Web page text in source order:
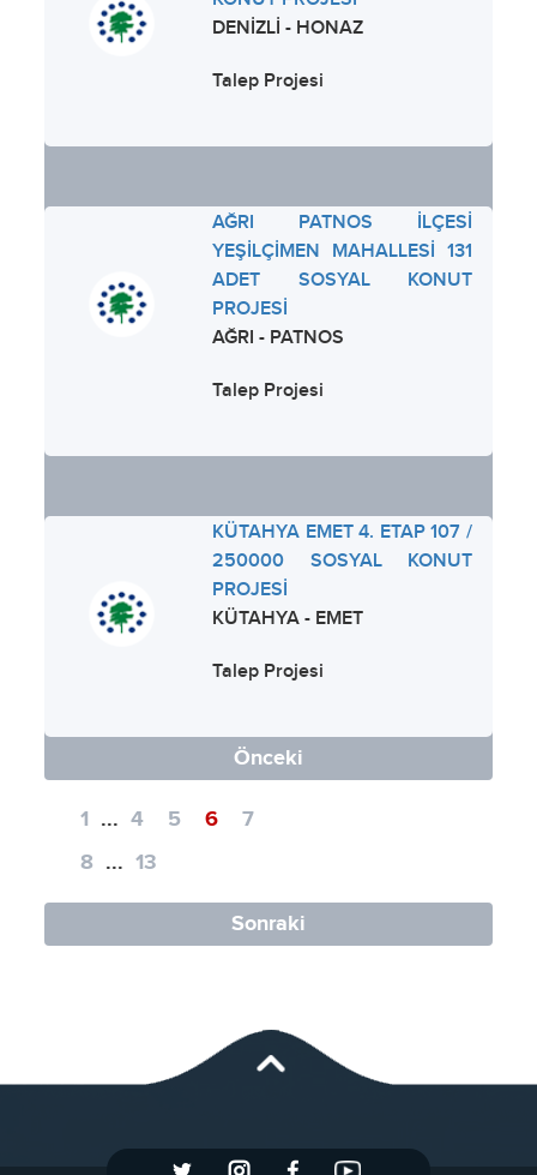
DENİZLİ - HONAZ
Talep Projesi
AĞRI PATNOS İLÇESİ
YEŞİLÇİMEN MAHALLESİ 131
ADET SOSYAL KONUT
PROJESİ
AĞRI - PATNOS
Talep Projesi
KÜTAHYA EMET 4. ETAP 107 /
250000 SOSYAL KONUT
PROJESİ
KÜTAHYA - EMET
Talep Projesi
Önceki
1 ... 4 5 6
7
8 ... 13
Sonraki